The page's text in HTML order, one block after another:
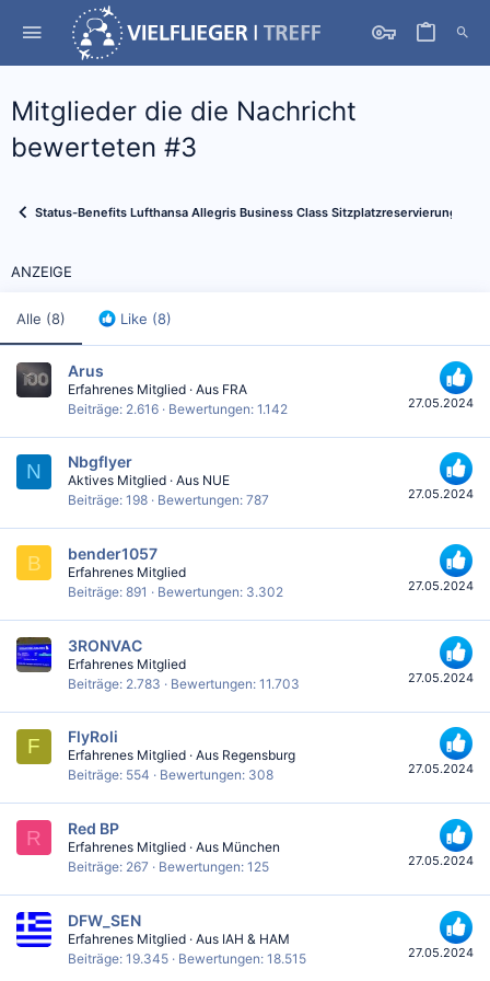
Mitglieder die die Nachricht
bewerteten #3
Status-Benefits Lufthansa Allegris Business Class Sitzplatzreservierungen
ANZEIGE
Alle (8) Like (8)
27.05.2024
Arus
Erfahrenes Mitglied · Aus FRA
Beiträge 2.616 Bewertungen 1.142
N
27.05.2024
Nbgflyer
Aktives Mitglied · Aus NUE
Beiträge 198 Bewertungen 787
B
27.05.2024
bender1057
Erfahrenes Mitglied
Beiträge 891 Bewertungen 3.302
27.05.2024
3RONVAC
Erfahrenes Mitglied
Beiträge 2.783 Bewertungen 11.703
F
27.05.2024
FlyRoli
Erfahrenes Mitglied · Aus Regensburg
Beiträge 554 Bewertungen 308
R
27.05.2024
Red BP
Erfahrenes Mitglied · Aus München
Beiträge 267 Bewertungen 125
27.05.2024
DFW_SEN
Erfahrenes Mitglied · Aus IAH & HAM
Beiträge 19.345 Bewertungen 18.515